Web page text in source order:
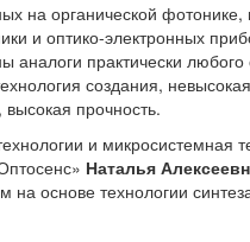
на органической
и оптико-электронных
аналоги практически
создания,
прочность.
и микросистемная
Наталья
на основе технологии